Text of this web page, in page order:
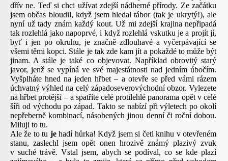
dřív ne. Teď si chci užívat zdejší nádherné přírody. Ze začátku
jsem občas bloudil, když jsem hledal tábor (tak je ukrytý!), ale
nyní už tady znám každý kout. Už mi zdejší krajina nepřipadá
tak rozlehlá jako napoprvé, i když rozlehlá vskutku je a projít jí,
byť i jen po okruhu, je značně zdlouhavé a vyčerpávající se
všemi těmi kopci. Stále je tak zde kam jít a pokaždé to může být
jinam. A stále je také co objevovat. Například obrovitý starý
javor, jenž se vypíná ve své majestátnosti nad jedním úbočím.
Vyšplháte hned na jeden hřbet – a otevře se před vámi rázem
úchvatný výhled na celý západoseverovýchodní obzor. Vylezete
na hřbet protější – a spatříte celé protilehlé panorama opět v celé
šíři od východu po západ. Takto se nabízí při výletech po okolí
nepřeberně kombinací, násobených jinou denní či roční dobou.
Miluji to tu.
Ale že to tu jehadí hůrka! Když jsem si četl knihu v otevřeném
stanu, zaslechl jsem opět onen hrozivě známý plazivý zvuk
v suché trávě. Vstal jsem, abych se podíval, co se kde plazí